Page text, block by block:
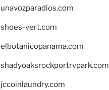
unavozparadios.com
shoes-vert.com
elbotanicopanama.com
shadyoaksrockportrvpark.com
jccoinlaundry.com